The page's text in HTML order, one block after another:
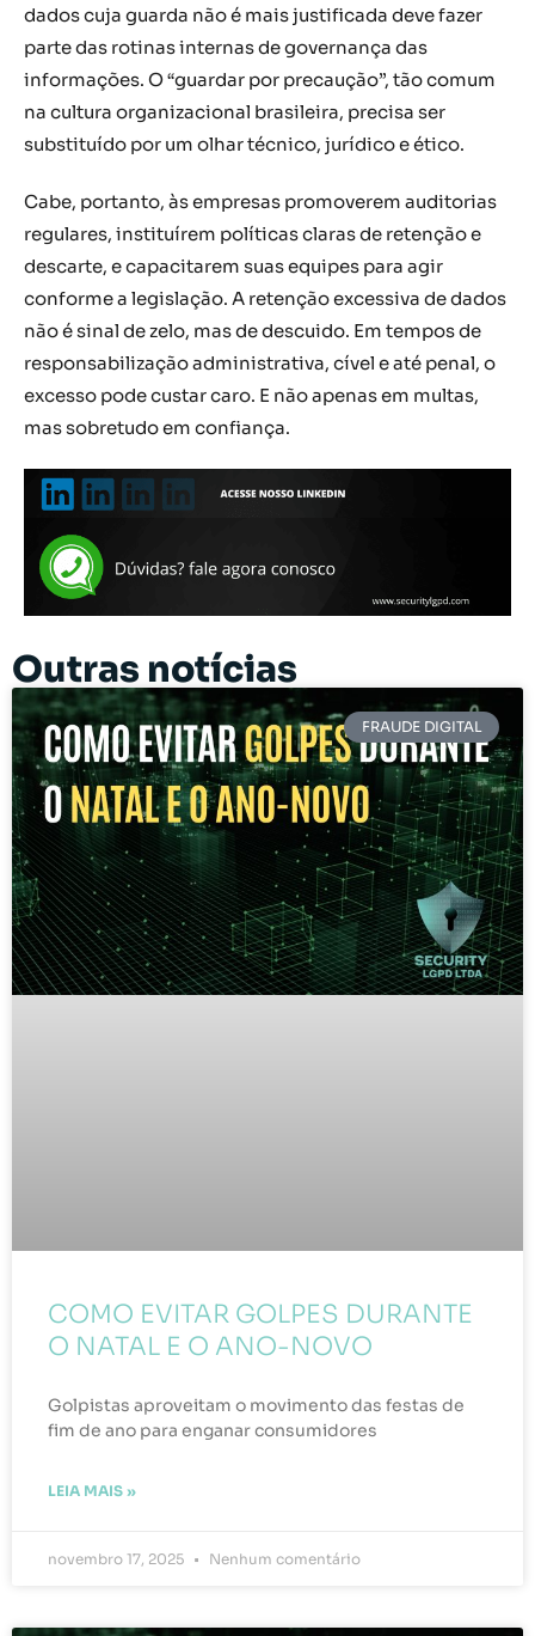
dados cuja guarda não é mais justificada deve fazer
parte das rotinas internas de governança das
informações. O “guardar por precaução”, tão comum
na cultura organizacional brasileira, precisa ser
substituído por um olhar técnico, jurídico e ético.
Cabe, portanto, às empresas promoverem auditorias
regulares, instituírem políticas claras de retenção e
descarte, e capacitarem suas equipes para agir
conforme a legislação. A retenção excessiva de dados
não é sinal de zelo, mas de descuido. Em tempos de
responsabilização administrativa, cível e até penal, o
excesso pode custar caro. E não apenas em multas,
mas sobretudo em confiança.
Outras notícias
FRAUDE DIGITAL
COMO EVITAR GOLPES DURANTE
O NATAL E O ANO-NOVO
Golpistas aproveitam o movimento das festas de
fim de ano para enganar consumidores
LEIA MAIS »
novembro 17, 2025 Nenhum comentário